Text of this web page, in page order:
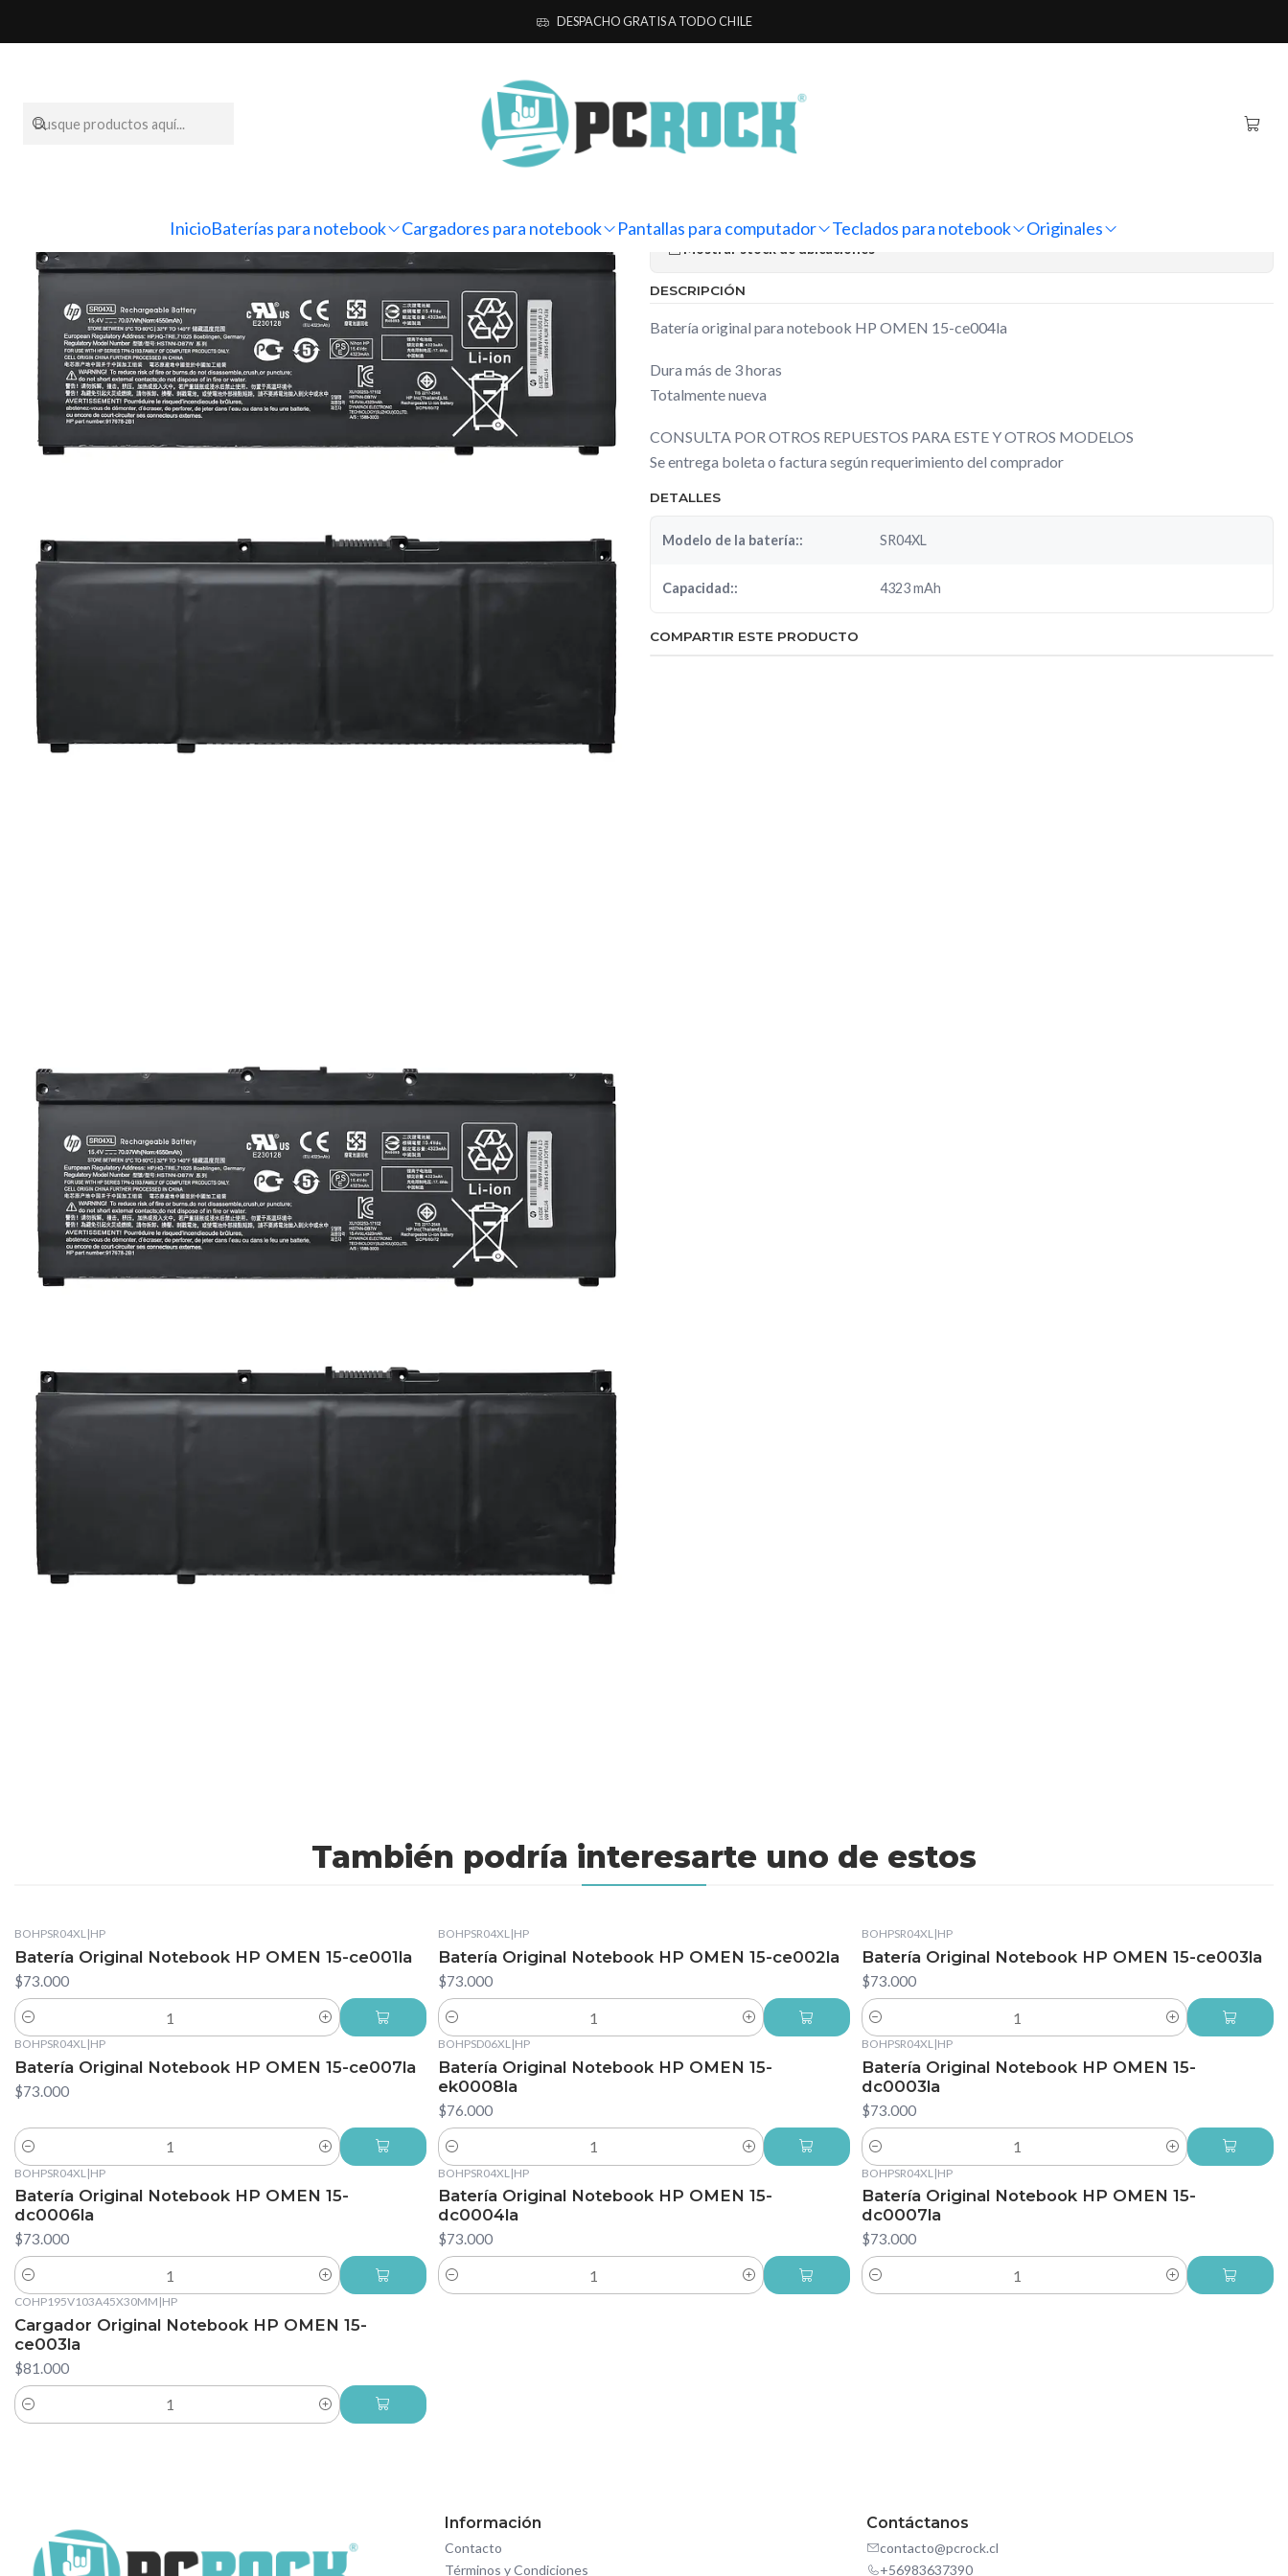
InicioBaterías para notebook Cargadores para notebook Pantallas para computador Teclados para notebook Originales
DESPACHO GRATIS A TODO CHILE
Originales HP Batería Original Notebook HP OMEN 15-ce004la
Batería Original Notebook HP OMEN
15-ce004la
Mostrar stock de ubicaciones
DESCRIPCIÓN
Batería original para notebook HP OMEN 15-ce004la
Dura más de 3 horas
Totalmente nueva
CONSULTA POR OTROS REPUESTOS PARA ESTE Y OTROS MODELOS
Se entrega boleta o factura según requerimiento del comprador
DETALLES
Modelo de la batería:: SR04XL
Capacidad:: 4323 mAh
COMPARTIR ESTE PRODUCTO
También podría interesarte uno de estos
BOHPSR04XL|HP
Batería Original Notebook HP OMEN 15-ce001la
$73.000
Cantidad
BOHPSR04XL|HP
Batería Original Notebook HP OMEN 15-ce002la
$73.000
Cantidad
BOHPSR04XL|HP
Batería Original Notebook HP OMEN 15-ce003la
$73.000
Cantidad
BOHPSR04XL|HP
Batería Original Notebook HP OMEN 15-ce007la
$73.000
Cantidad
BOHPSD06XL|HP
Batería Original Notebook HP OMEN 15-
ek0008la
$76.000
Cantidad
BOHPSR04XL|HP
Batería Original Notebook HP OMEN 15-
dc0003la
$73.000
Cantidad
BOHPSR04XL |HP
Batería Original Notebook HP OMEN 15-
dc0006la
$73.000
Cantidad
BOHPSR04XL |HP
Batería Original Notebook HP OMEN 15-
dc0004la
$73.000
Cantidad
BOHPSR04XL |HP
Batería Original Notebook HP OMEN 15-
dc0007la
$73.000
Cantidad
COHP195V103A45X30MM |HP
Cargador Original Notebook HP OMEN 15-
ce003la
$81.000
Cantidad
Información
Contacto
Términos y Condiciones
Contáctanos
contacto@pcrock.cl
+56983637390